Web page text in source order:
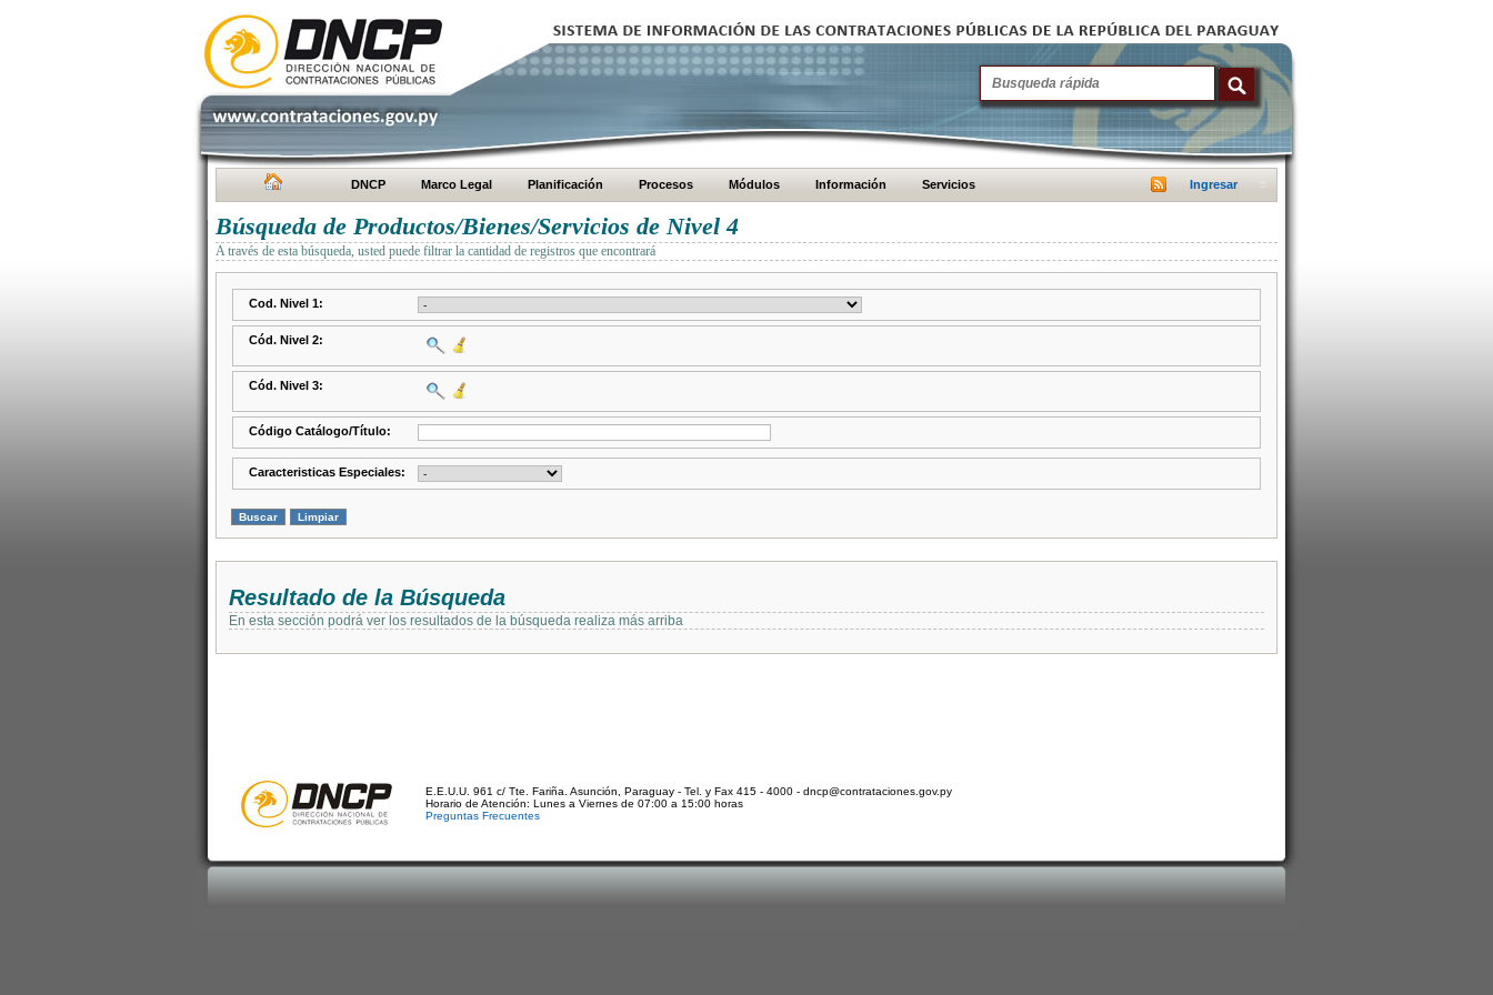
DNCP Marco Legal Planificación Procesos Módulos Información Servicios Ingresar
Búsqueda de Productos/Bienes/Servicios de Nivel 4
A través de esta búsqueda, usted puede filtrar la cantidad de registros que encontrará
Cod. Nivel 1:
Cód. Nivel 2:
Cód. Nivel 3:
Código Catálogo/Título:
Caracteristicas Especiales:
Resultado de la Búsqueda
En esta sección podrá ver los resultados de la búsqueda realiza más arriba
E.E.U.U. 961 c/ Tte. Fariña. Asunción, Paraguay - Tel. y Fax 415 - 4000 - dncp@contrataciones.gov.py
Horario de Atención: Lunes a Viernes de 07:00 a 15:00 horas
Preguntas Frecuentes